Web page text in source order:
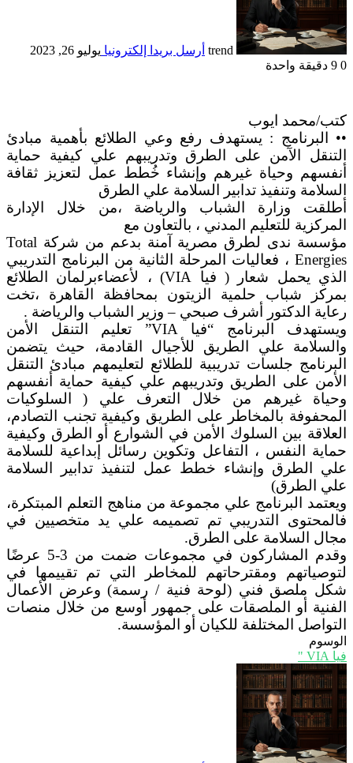
trend أرسل بريدا إلكترونيا يوليو 26, 2023
0
دقيقة واحدة
كتب/محمد ايوب
•• البرنامج : يستهدف رفع وعي الطلائع بأهمية مبادئ
التنقل الآمن على الطرق وتدريبهم علي كيفية حماية
أنفسهم وحياة غيرهم وإنشاء خُطط عمل لتعزيز ثقافة
السلامة وتنفيذ تدابير السلامة علي الطرق
أطلقت وزارة الشباب والرياضة ،من خلال الإدارة
المركزية للتعليم المدني ، بالتعاون مع
مؤسسة ندى لطرق مصرية آمنة بدعم من شركة Total
Energies ، فعاليات المرحلة الثانية من البرنامج التدريبي
الذي يحمل شعار ( فيا VIA) ، لأعضاءبرلمان الطلائع
بمركز شباب حلمية الزيتون بمحافظة القاهرة ،تخت
رعاية الدكتور أشرف صبحي – وزير الشباب والرياضة .
ويستهدف البرنامج “فيا VIA” تعليم التنقل الأمن
والسلامة علي الطريق للأجيال القادمة، حيث يتضمن
البرنامج جلسات تدريبية للطلائع لتعليمهم مبادئ التنقل
الأمن على الطريق وتدريبهم علي كيفية حماية أنفسهم
وحياة غيرهم من خلال التعرف علي ( السلوكيات
المحفوفة بالمخاطر على الطريق وكيفية تجنب التصادم،
العلاقة بين السلوك الأمن في الشوارع أو الطرق وكيفية
حماية النفس ، التفاعل وتكوين رسائل إبداعية للسلامة
علي الطرق وإنشاء خطط عمل لتنفيذ تدابير السلامة
علي الطرق)
ويعتمد البرنامج علي مجموعة من مناهج التعلم المبتكرة،
فالمحتوى التدريبي تم تصميمه علي يد متخصيين في
مجال السلامة على الطرق.
وقدم المشاركون في مجموعات ضمت من 3-5 عرضًا
لتوصياتهم ومقترحاتهم للمخاطر التي تم تقييمها في
شكل ملصق فني (لوحة فنية / رسمة) وعرض الأعمال
الفنية أو الملصقات على جمهور أوسع من خلال منصات
التواصل المختلفة للكيان أو المؤسسة.
الوسوم
فيا VIA "